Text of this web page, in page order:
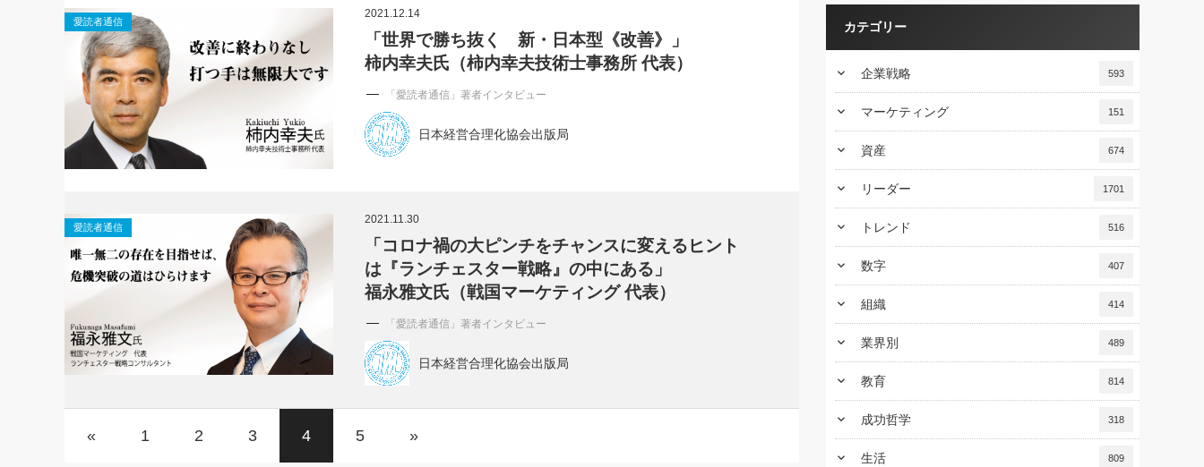
愛読者通信
2021.12.14
「世界で勝ち抜く 新・日本型《改善》」
柿内幸夫氏（柿内幸夫技術士事務所 代表）
「愛読者通信」著者インタビュー
日本経営合理化協会出版局
愛読者通信
2021.11.30
「コロナ禍の大ピンチをチャンスに変えるヒント
は『ランチェスター戦略』の中にある」
福永雅文氏（戦国マーケティング 代表）
「愛読者通信」著者インタビュー
日本経営合理化協会出版局
« 1 2 3 4 5 »
カテゴリー
keyboard_arrow_down 企業戦略 593
keyboard_arrow_down マーケティング 151
keyboard_arrow_down 資産 674
keyboard_arrow_down リーダー 1701
keyboard_arrow_down トレンド 516
keyboard_arrow_down 数字 407
keyboard_arrow_down 組織 414
keyboard_arrow_down 業界別 489
keyboard_arrow_down 教育 814
keyboard_arrow_down 成功哲学 318
keyboard_arrow_down 生活 809